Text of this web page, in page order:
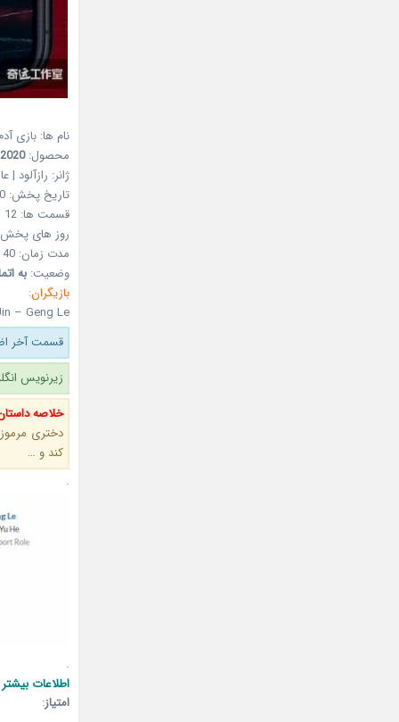
نام ها: بازی
محصول:2020
ژانر: رازآلود |
تاریخ پخش:
قسمت ها: 12
روز های
مدت زمان: 40 دقیقه
وضعیت: به
بازیگران:
– Geng Le
قسمت آخر
زیرنویس
خلاصه
دختری مرموز
کند و …
.
.
اطلاعات
امتیاز: